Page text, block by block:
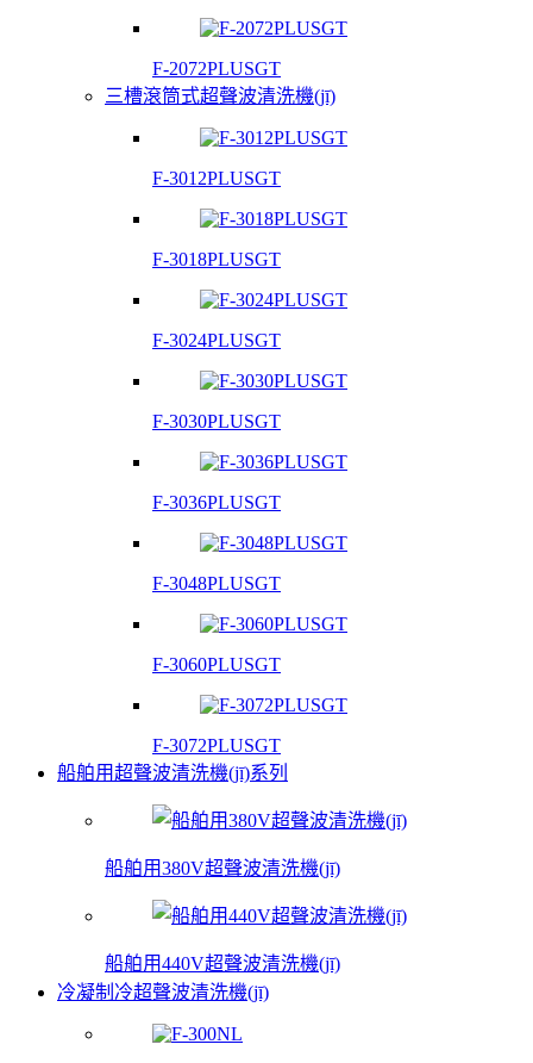
F-2072PLUSGT
三槽滾筒式超聲波清洗機(jī)
F-3012PLUSGT
F-3018PLUSGT
F-3024PLUSGT
F-3030PLUSGT
F-3036PLUSGT
F-3048PLUSGT
F-3060PLUSGT
F-3072PLUSGT
船舶用超聲波清洗機(jī)系列
船舶用380V超聲波清洗機(jī)
船舶用440V超聲波清洗機(jī)
冷凝制冷超聲波清洗機(jī)